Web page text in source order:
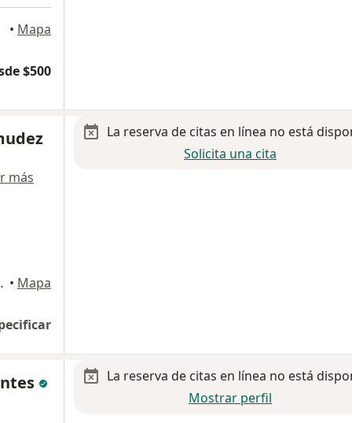
• Mapa
$500
más
de Berriozabal • Mapa
La reserva de citas en línea no está
Solicita una cita
La reserva de citas en línea no está
Mostrar perfil